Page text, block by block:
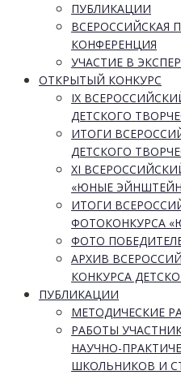
ПУБЛИКАЦИИ
ВСЕРОССИЙСКАЯ
КОНФЕРЕНЦИЯ
УЧАСТИЕ В
ОТКРЫТЫЙ КОНКУРС
IX
ДЕТСКОГО
ИТОГИ
ДЕТСКОГО
XI
«ЮНЫЕ
ИТОГИ
ФОТОКОНКУРСА
ФОТО
АРХИВ
КОНКУРСА
ПУБЛИКАЦИИ
МЕТОДИЧЕСКИЕ
РАБОТЫ
НАУЧНО-
ШКОЛЬНИКОВ И